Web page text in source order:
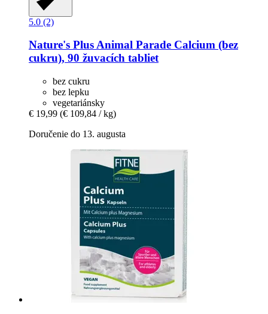
5.0 (2)
Nature's PlusAnimal Parade Calcium (bez
cukru), 90 žuvacích tabliet
bez cukru
bez lepku
vegetariánsky
€ 19,99 (€ 109,84 / kg)
Doručenie do 13. augusta